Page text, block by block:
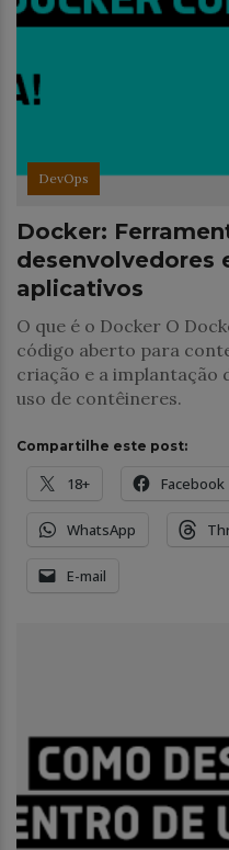
DevOps
Docker:
desenvolvedores
aplicativos
O que é o Docker O
código aberto para
criação e a implantação
uso de contêineres.
Compartilhe este post:
18+ Facebook
WhatsApp
E-mail